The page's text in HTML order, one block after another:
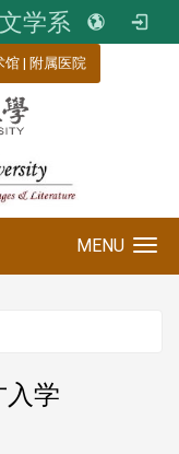
学系
馆 | 附属医院
MENU
入学